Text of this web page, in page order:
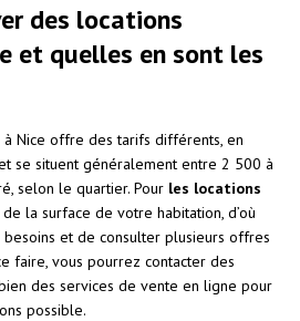
des locations
et quelles en sont les
à Nice offre des tarifs différents, en
se situent généralement entre 2 500 à
selon le quartier. Pour les locations
la surface de votre habitation, d’où
et de consulter plusieurs offres
faire, vous pourrez contacter des
des services de vente en ligne pour
possible.